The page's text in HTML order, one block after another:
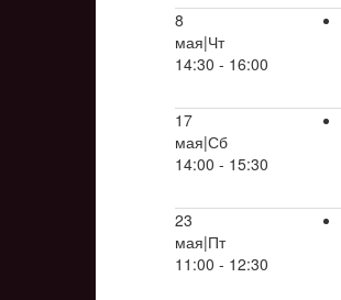
8
мая|Чт
14:30 - 16:00
17
мая|Сб
14:00 - 15:30
23
мая|Пт
11:00 - 12:30